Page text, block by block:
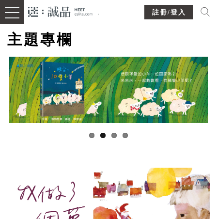
註冊/登入
主題專欄